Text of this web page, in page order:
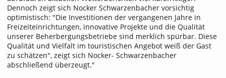
Dennoch zeigt sich Nocker Schwarzenbacher vorsichtig
optimistisch: "Die Investitionen der vergangenen Jahre in
Freizeiteinrichtungen, innovative Projekte und die Qualität
unserer Beherbergungsbetriebe sind merklich spürbar. Diese
Qualität und Vielfalt im touristischen Angebot weiß der Gast
zu schätzen", zeigt sich Nocker- Schwarzenbacher
abschließend überzeugt."